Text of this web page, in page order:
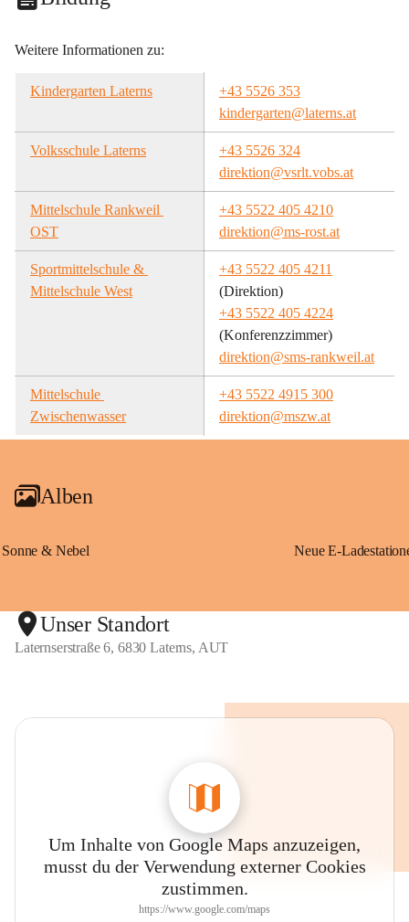
Weitere Informationen zu:
Kindergarten Laterns
+43 5526 353
kindergarten@laterns.at
Volksschule Laterns
+43 5526 324
direktion@vsrlt.vobs.at
Mittelschule Rankweil
OST
+43 5522 405 4210
direktion@ms-rost.at
Sportmittelschule &
Mittelschule West
+43 5522 405 4211
(Direktion)
+43 5522 405 4224
(Konferenzzimmer)
direktion@sms-rankweil.at
Mittelschule
Zwischenwasser
+43 5522 4915 300
direktion@mszw.at
Alben
Sonne & Nebel
Unser Standort
Laternserstraße 6, 6830 Laterns, AUT
Um Inhalte von Google Maps anzuzeigen,
musst du der Verwendung externer Cookies
zustimmen.
https://www.google.com/maps